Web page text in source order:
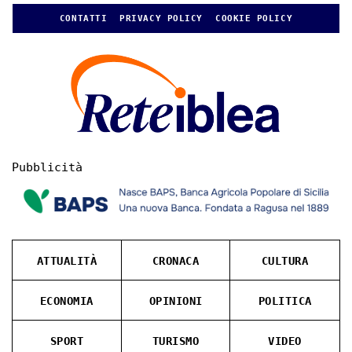
CONTATTI PRIVACY POLICY COOKIE POLICY
Pubblicità
ATTUALITÀ CRONACA CULTURA
ECONOMIA OPINIONI POLITICA
SPORT TURISMO VIDEO